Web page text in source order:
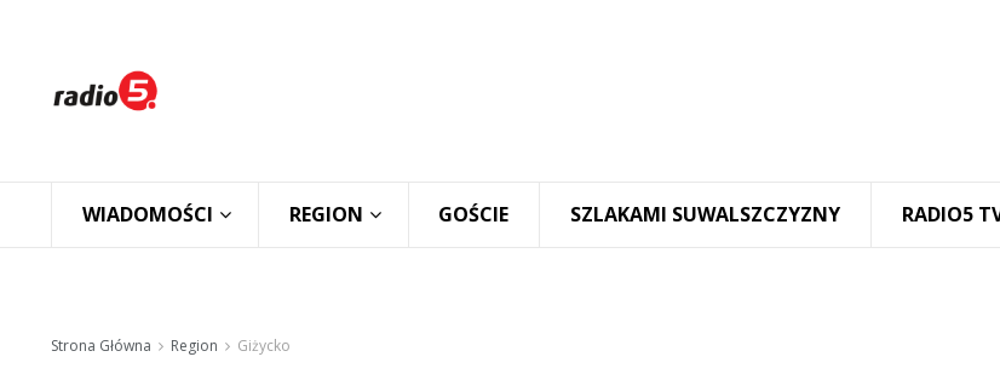
WIADOMOŚCI REGION GOŚCIE SZLAKAMI SUWALSZCZYZNY RADIO5
Strona Główna Region Giżycko